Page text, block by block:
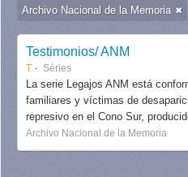
Archivo Nacional de la Memoria
Testimonios/ ANM
T Séries
La serie Legajos ANM está
familiares y víctimas de
represivo en el Cono Sur,
Archivo Nacional de la Memoria